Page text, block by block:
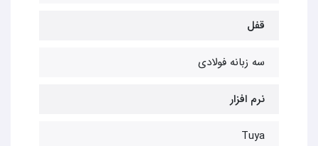
قفل
سه زبانه فولادی
نرم افزار
Tuya